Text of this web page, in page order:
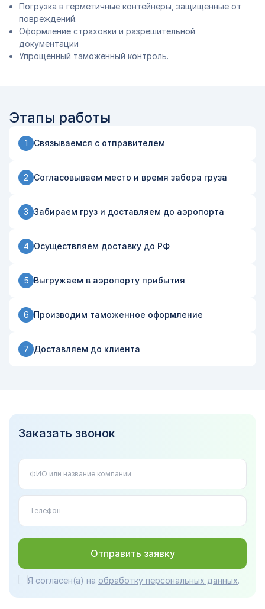
Погрузка в герметичные контейнеры, защищенные от
повреждений.
Оформление страховки и разрешительной
документации
Упрощенный таможенный контроль.
Этапы работы
1 Связываемся с отправителем
2 Согласовываем место и время забора груза
3 Забираем груз и доставляем до аэропорта
4 Осуществляем доставку до РФ
5 Выгружаем в аэропорту прибытия
6 Производим таможенное оформление
7 Доставляем до клиента
Заказать звонок
Отправить заявку
Я согласен(а) на обработку персональных данных.